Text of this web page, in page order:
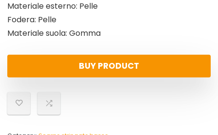
Materiale esterno: Pelle
Fodera: Pelle
Materiale suola: Gomma
BUY PRODUCT